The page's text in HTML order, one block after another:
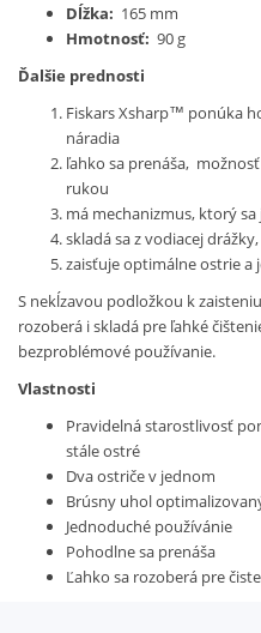
Dĺžka: 165 mm
Hmotnosť: 90 g
Ďalšie prednosti
Fiskars Xsharp™ ponúka
náradia
ľahko sa prenáša,
rukou
má mechanizmus, ktorý
skladá sa z vodiacej
zaisťuje optimálne ostrie a
S nekĺzavou podložkou k
rozoberá i skladá pre ľahké
bezproblémové používanie.
Vlastnosti
Pravidelná starostlivosť
stále ostré
Dva ostriče v jednom
Brúsny uhol
Jednoduché používánie
Pohodlne sa prenáša
Ľahko sa rozoberá pre